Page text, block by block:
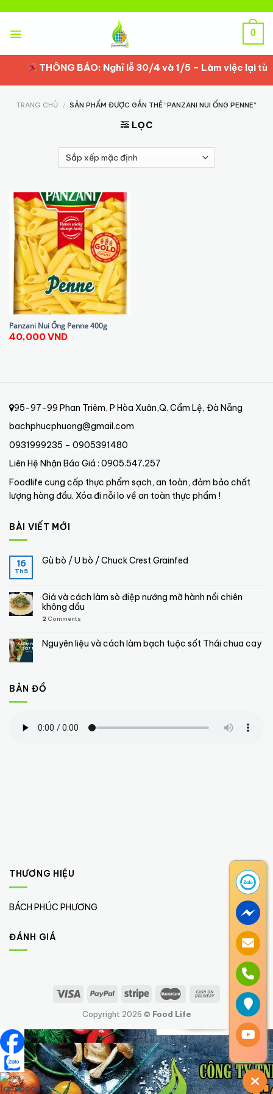
content
0
THÔNG BÁO: Nghỉ lễ 30/4 và 1/5 – Làm việc lại từ
TRANG CHỦ / SẢN PHẨM ĐƯỢC GẮN THẺ “PANZANI NUI ỐNG PENNE”
LỌC
Panzani Nui Ống Penne 400g
40,000VND
95-97-99 Phan Triêm, P Hòa Xuân,Q. Cẩm Lệ, Đà Nẵng
bachphucphuong@gmail.com
0931999235 – 0905391480
Liên Hệ Nhận Báo Giá : 0905.547.257
Foodlife cung cấp thực phẩm sạch, an toàn, đảm bảo chất
lượng hàng đầu. Xóa đi nỗi lo về an toàn thực phẩm !
BÀI VIẾT MỚI
16
Th5
Gù bò / U bò / Chuck Crest Grainfed
Giá và cách làm sò điệp nướng mỡ hành nồi chiên
không dầu
2 Comments
Nguyên liệu và cách làm bạch tuộc sốt Thái chua cay
BẢN ĐỒ
THƯƠNG HIỆU
BÁCH PHÚC PHƯƠNG (1)
ĐÁNH GIÁ
Copyright 2026 © Food Life